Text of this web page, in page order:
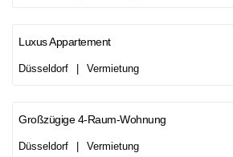
Luxus Appartement
Düsseldorf Vermietung
Großzügige 4-Raum-Wohnung
Düsseldorf Vermietung